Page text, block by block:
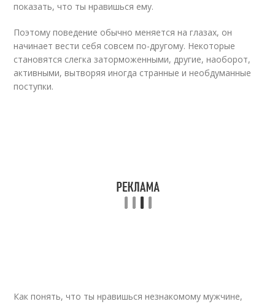
показать, что ты нравишься ему.
Поэтому поведение обычно меняется на глазах, он
начинает вести себя совсем по-другому. Некоторые
становятся слегка заторможенными, другие, наоборот,
активными, вытворяя иногда странные и необдуманные
поступки.
Как понять, что ты нравишься незнакомому мужчине,